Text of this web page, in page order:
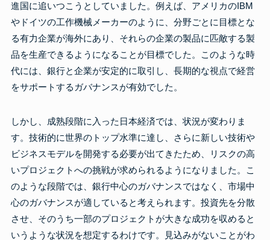
進国に追いつこうとしていました。例えば、アメリカのIBM
やドイツの工作機械メーカーのように、分野ごとに目標とな
る有力企業が海外にあり、それらの企業の製品に匹敵する製
品を生産できるようになることが目標でした。このような時
代には、銀行と企業が安定的に取引し、長期的な視点で経営
をサポートするガバナンスが有効でした。
しかし、成熟段階に入った日本経済では、状況が変わりま
す。技術的に世界のトップ水準に達し、さらに新しい技術や
ビジネスモデルを開発する必要が出てきたため、リスクの高
いプロジェクトへの挑戦が求められるようになりました。こ
のような段階では、銀行中心のガバナンスではなく、市場中
心のガバナンスが適していると考えられます。投資先を分散
させ、そのうち一部のプロジェクトが大きな成功を収めると
いうような状況を想定するわけです。見込みがないことがわ